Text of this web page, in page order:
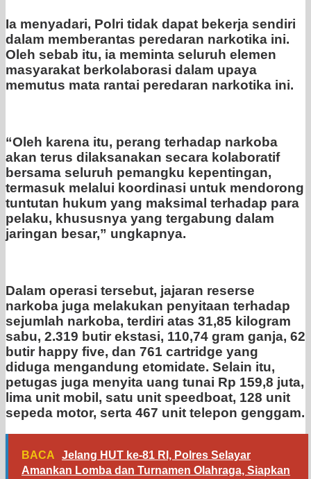
Ia menyadari, Polri tidak dapat bekerja sendiri
dalam memberantas peredaran narkotika ini.
Oleh sebab itu, ia meminta seluruh elemen
masyarakat berkolaborasi dalam upaya
memutus mata rantai peredaran narkotika ini.
“Oleh karena itu, perang terhadap narkoba
akan terus dilaksanakan secara kolaboratif
bersama seluruh pemangku kepentingan,
termasuk melalui koordinasi untuk mendorong
tuntutan hukum yang maksimal terhadap para
pelaku, khususnya yang tergabung dalam
jaringan besar,” ungkapnya.
Dalam operasi tersebut, jajaran reserse
narkoba juga melakukan penyitaan terhadap
sejumlah narkoba, terdiri atas 31,85 kilogram
sabu, 2.319 butir ekstasi, 110,74 gram ganja, 62
butir happy five, dan 761 cartridge yang
diduga mengandung etomidate. Selain itu,
petugas juga menyita uang tunai Rp 159,8 juta,
lima unit mobil, satu unit speedboat, 128 unit
sepeda motor, serta 467 unit telepon genggam.
BACA
Jelang HUT ke-81 RI, Polres Selayar
Amankan Lomba dan Turnamen Olahraga, Siapkan